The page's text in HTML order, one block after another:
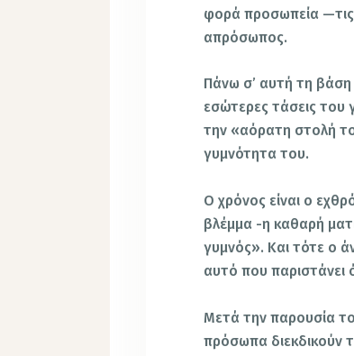
φορά προσωπεία
απρόσωπος.
Πάνω σ’ αυτή τη βάση
εσώτερες τάσεις του
την «αόρατη στολή
γυμνότητα του.
Ο χρόνος είναι ο
βλέμμα -η καθαρή
γυμνός». Και τότε ο
αυτό που παριστάνει
Μετά την παρουσία
πρόσωπα διεκδικούν